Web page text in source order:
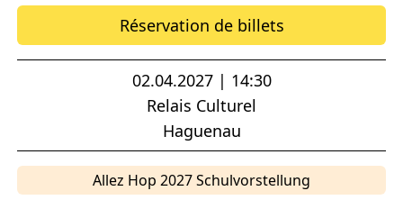
Réservation de billets
02.04.2027 | 14:30
Relais Culturel
Haguenau
Allez Hop 2027 Schulvorstellung